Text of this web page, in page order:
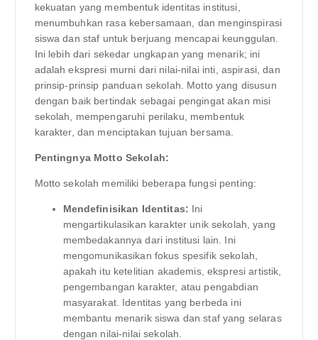
kekuatan yang membentuk identitas institusi,
menumbuhkan rasa kebersamaan, dan menginspirasi
siswa dan staf untuk berjuang mencapai keunggulan.
Ini lebih dari sekedar ungkapan yang menarik; ini
adalah ekspresi murni dari nilai-nilai inti, aspirasi, dan
prinsip-prinsip panduan sekolah. Motto yang disusun
dengan baik bertindak sebagai pengingat akan misi
sekolah, mempengaruhi perilaku, membentuk
karakter, dan menciptakan tujuan bersama.
Pentingnya Motto Sekolah:
Motto sekolah memiliki beberapa fungsi penting:
Mendefinisikan Identitas: Ini
mengartikulasikan karakter unik sekolah, yang
membedakannya dari institusi lain. Ini
mengomunikasikan fokus spesifik sekolah,
apakah itu ketelitian akademis, ekspresi artistik,
pengembangan karakter, atau pengabdian
masyarakat. Identitas yang berbeda ini
membantu menarik siswa dan staf yang selaras
dengan nilai-nilai sekolah.